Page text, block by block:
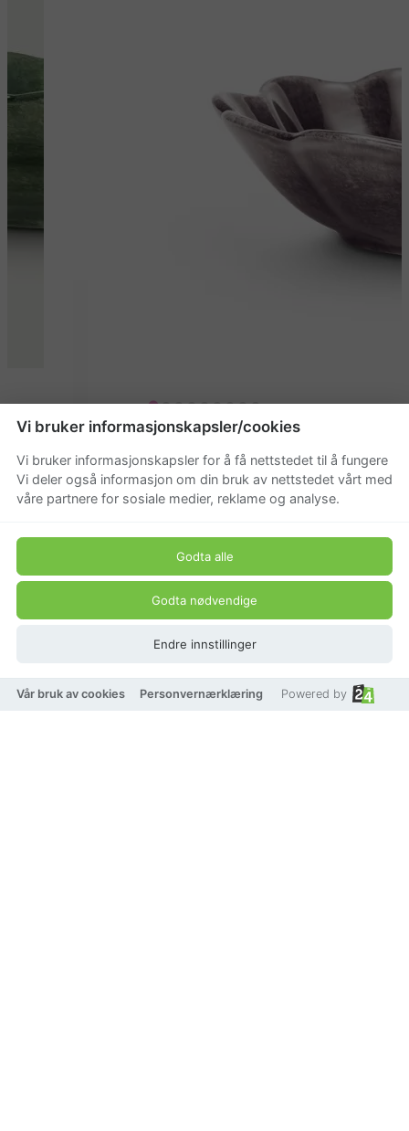
Mateus Oyster skål 18 cm
Beskrivelse
Mateus servise Oyster skål 18 cm
Produkt pris
Vi bruker informasjonskapsler/cookies
Vi bruker informasjonskapsler for å få nettstedet til å fungere
Vi deler også informasjon om din bruk av nettstedet vårt med
våre partnere for sosiale medier, reklame og analyse.
Godta alle
Godta nødvendige
Endre innstillinger
Vår bruk av cookies Personvernærklæring Powered by